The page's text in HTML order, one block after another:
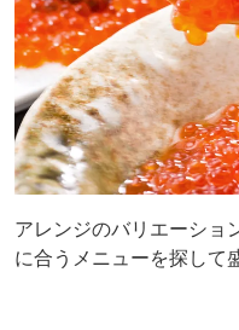
アレンジのバリエーショ
に合うメニューを探して